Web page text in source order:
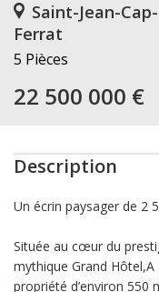
Saint-Jean-
Ferrat
5 Pièces
22 500 000 €
Description
Un écrin paysager de 2
Située au cœur du
mythique Grand
propriété d’environ 550